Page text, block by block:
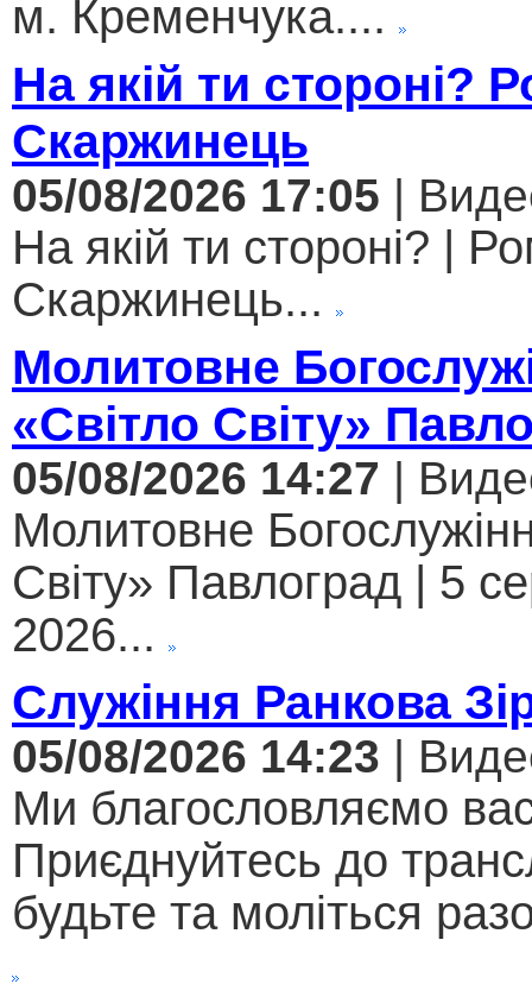
м. Кременчука....
На якій ти стороні?
Скаржинець
05/08/2026 17:05 |
На якій ти стороні? |
Скаржинець...
Молитовне
«Світло Світу»
05/08/2026 14:27 |
Молитовне
Світу» Павлоград | 5
2026...
Служіння Ранкова
05/08/2026 14:23 |
Ми благословляємо
Приєднуйтесь до
будьте та моліться